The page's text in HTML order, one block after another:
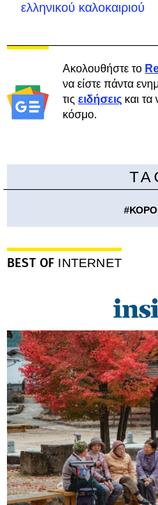
ελληνικού καλοκαιριού
Ακολουθήστε το
να είστε πάντα
τις ειδήσεις και
κόσμο.
#
BEST OF INTERNET